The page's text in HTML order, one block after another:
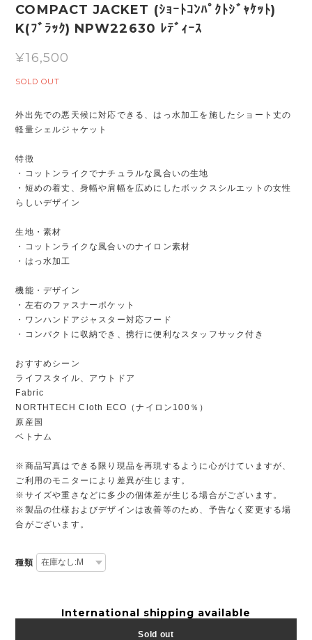
COMPACT JACKET (ｼｮｰﾄｺﾝﾊﾟｸﾄｼﾞｬｹｯﾄ)
K(ﾌﾞﾗｯｸ) NPW22630 ﾚﾃﾞｨｰｽ
¥16,500
SOLD OUT
外出先での悪天候に対応できる、はっ水加工を施したショート丈の
軽量シェルジャケット
特徴
・コットンライクでナチュラルな風合いの生地
・短めの着丈、身幅や肩幅を広めにしたボックスシルエットの女性
らしいデザイン
生地・素材
・コットンライクな風合いのナイロン素材
・はっ水加工
機能・デザイン
・左右のファスナーポケット
・ワンハンドアジャスター対応フード
・コンパクトに収納でき、携行に便利なスタッフサック付き
おすすめシーン
ライフスタイル、アウトドア
Fabric
NORTHTECH Cloth ECO（ナイロン100％）
原産国
ベトナム
※商品写真はできる限り現品を再現するように心がけていますが、
ご利用のモニターにより差異が生じます。
※サイズや重さなどに多少の個体差が生じる場合がございます。
※製品の仕様およびデザインは改善等のため、予告なく変更する場
合がございます。
種類
International shipping available
Sold out